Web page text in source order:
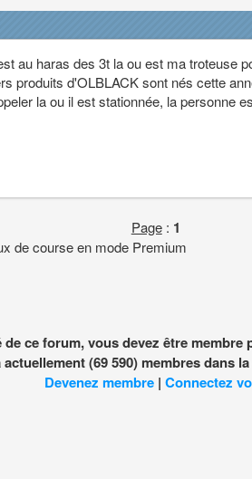
au haras des 3t la ou est ma troteuse
produits d'OLBLACK sont nés cette
la ou il est stationnée, la personne
Page: 1
de course en mode Premium
ce forum, vous devez être
actuellement (69 590) membres dans
Devenez membre| Connectez